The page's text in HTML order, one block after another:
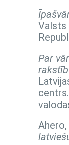
Valsts
Par